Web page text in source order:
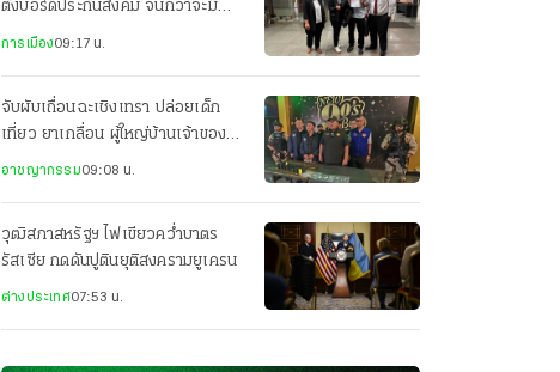
ตั้งบอร์ดประกันสังคม จนกว่าจะมีคำ
พิพากษา หรือคำสั่งอื่น
การเมือง09:17 น.
จับผับเถื่อนฉะเชิงเทรา ปล่อยเด็ก
เที่ยว ยาเกลื่อน ผู้ใหญ่บ้านเจ้าของ-
อาชญากรรม09:08 น.
วุฒิสภาสหรัฐฯ ไฟเขียวคว่ำบาตร
รัสเซีย กดดันปูตินยุติสงครามยูเครน
ต่างประเทศ07:53 น.